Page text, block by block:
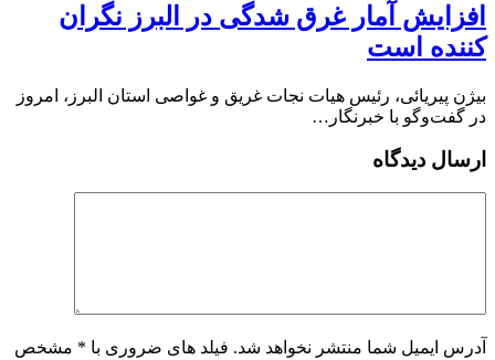
افزایش آمار غرق شدگی در البرز نگران
کننده است
بیژن پیریائی، رئیس هیات نجات غریق و غواصی استان البرز، امروز
در گفت‌وگو با خبرنگار…
ارسال دیدگاه
آدرس ایمیل شما منتشر نخواهد شد. فیلد های ضروری با * مشخص